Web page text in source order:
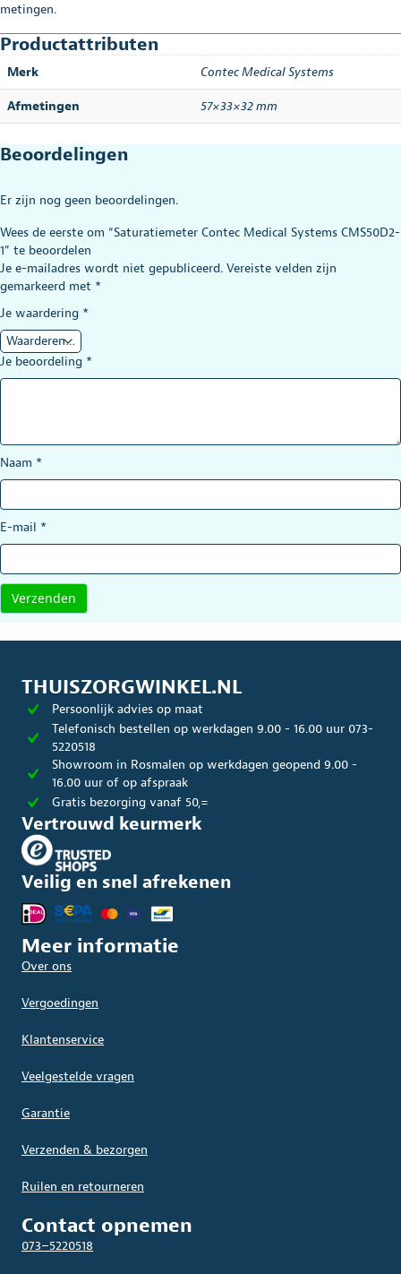
metingen.
Productattributen
Merk Contec Medical Systems
Afmetingen 57×33×32 mm
Beoordelingen
Er zijn nog geen beoordelingen.
Wees de eerste om “Saturatiemeter Contec Medical Systems CMS50D2-
1” te beoordelen
Je e-mailadres wordt niet gepubliceerd. Vereiste velden zijn
gemarkeerd met *
Je waardering *
Je beoordeling *
Naam *
E-mail *
THUISZORGWINKEL.NL
Persoonlijk advies op maat
Telefonisch bestellen op werkdagen 9.00 - 16.00 uur 073-
5220518
Showroom in Rosmalen op werkdagen geopend 9.00 -
16.00 uur of op afspraak
Gratis bezorging vanaf 50,=
Vertrouwd keurmerk
Veilig en snel afrekenen
Meer informatie
Over ons
Vergoedingen
Klantenservice
Veelgestelde vragen
Garantie
Verzenden & bezorgen
Ruilen en retourneren
Contact opnemen
073–5220518